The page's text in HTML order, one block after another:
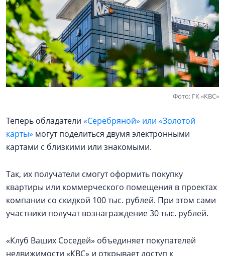
Фото: ГК «КВС»
Теперь обладатели «Серебряной» или «Золотой
карты» могут поделиться двумя электронными
картами с близкими или знакомыми.
Так, их получатели смогут оформить покупку
квартиры или коммерческого помещения в проектах
компании со скидкой 100 тыс. рублей. При этом сами
участники получат вознаграждение 30 тыс. рублей.
«Клуб Ваших Соседей» объединяет покупателей
недвижимости «КВС» и открывает доступ к